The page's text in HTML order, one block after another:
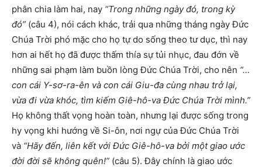
phân chia làm hai, nay “Trong những ngày đó, trong kỳ
đó” (câu 4), nói cách khác, trải qua những tháng ngày Đức
Chúa Trời phó mặc cho họ tự do sống theo tư dục, thì nay
hơn ai hết họ đã được thấm thía sự tủi nhục, đau đớn về
những sai phạm làm buồn lòng Đức Chúa Trời, cho nên “…
con cái Y-sơ-ra-ên và con cái Giu-đa cùng nhau trở lại,
vừa đi vừa khóc, tìm kiếm Giê-hô-va Đức Chúa Trời mình.”
Họ không thất vọng hoàn toàn, nhưng lại được sống trong
hy vọng khi hướng về Si-ôn, nơi ngự của Đức Chúa Trời
và “Hãy đến, liên kết với Đức Giê-hô-va bởi một giao ước
đời đời sẽ không quên!” (câu 5). Đây chính là giao ước